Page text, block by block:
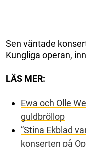
Sen väntade
Kungliga operan,
LÄS MER:
Ewa och Olle
guldbröllop
”Stina Ekblad
konserten på